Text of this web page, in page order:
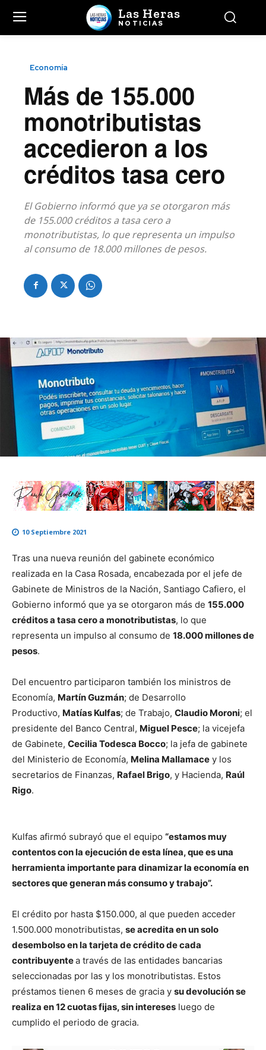
Las Heras
NOTICIAS
Economía
Más de 155.000
monotributistas
accedieron a los
créditos tasa cero
El Gobierno informó que ya se otorgaron más
de 155.000 créditos a tasa cero a
monotributistas, lo que representa un impulso
al consumo de 18.000 millones de pesos.
10 Septiembre 2021
Tras una nueva reunión del gabinete económico
realizada en la Casa Rosada, encabezada por el jefe de
Gabinete de Ministros de la Nación, Santiago Cafiero, el
Gobierno informó que ya se otorgaron más de 155.000
créditos a tasa cero a monotributistas, lo que
representa un impulso al consumo de 18.000 millones de
pesos.
Del encuentro participaron también los ministros de
Economía, Martín Guzmán; de Desarrollo
Productivo, Matías Kulfas; de Trabajo, Claudio Moroni; el
presidente del Banco Central, Miguel Pesce; la vicejefa
de Gabinete, Cecilia Todesca Bocco; la jefa de gabinete
del Ministerio de Economía, Melina Mallamace y los
secretarios de Finanzas, Rafael Brigo, y Hacienda, Raúl
Rigo.
Kulfas afirmó subrayó que el equipo “estamos muy
contentos con la ejecución de esta línea, que es una
herramienta importante para dinamizar la economía en
sectores que generan más consumo y trabajo”.
El crédito por hasta $150.000, al que pueden acceder
1.500.000 monotributistas, se acredita en un solo
desembolso en la tarjeta de crédito de cada
contribuyentea través de las entidades bancarias
seleccionadas por las y los monotributistas. Estos
préstamos tienen 6 meses de gracia y su devolución se
realiza en 12 cuotas fijas, sin intereses luego de
cumplido el periodo de gracia.